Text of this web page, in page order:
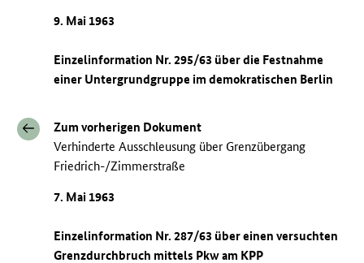
9. Mai 1963
Einzelinformation Nr. 295/63 über die Festnahme
einer Untergrundgruppe im demokratischen Berlin
Zum vorherigen Dokument
Verhinderte Ausschleusung über Grenzübergang
Friedrich-/Zimmerstraße
7. Mai 1963
Einzelinformation Nr. 287/63 über einen versuchten
Grenzdurchbruch mittels Pkwam KPP